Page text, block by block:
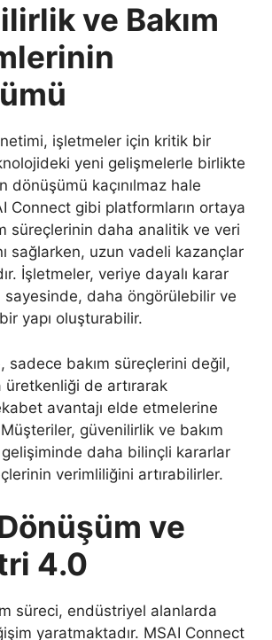
ve Bakım
işletmeler için kritik bir
yeni gelişmelerle birlikte
dönüşümü kaçınılmaz hale
Connect gibi platformların ortaya
süreçlerinin daha analitik ve veri
sağlarken, uzun vadeli kazançlar
İşletmeler, veriye dayalı karar
sayesinde, daha öngörülebilir ve
yapı oluşturabilir.
sadece bakım süreçlerini değil,
üretkenliği de artırarak
avantajı elde etmelerine
Müşteriler, güvenilirlik ve bakım
daha bilinçli kararlar
verimliliğini artırabilirler.
ve
4.0
süreci, endüstriyel alanlarda
yaratmaktadır. MSAI Connect